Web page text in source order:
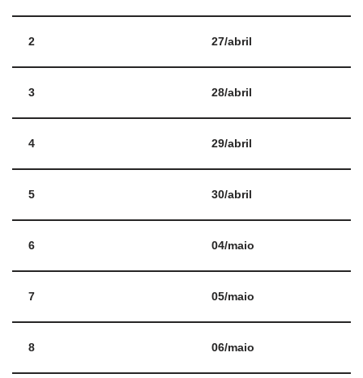
2 27/abril
3 28/abril
4 29/abril
5 30/abril
6 04/maio
7 05/maio
8 06/maio